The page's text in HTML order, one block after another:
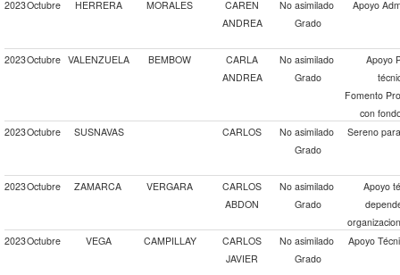
2023Octubre HERRERA MORALES
CAREN
ANDREA
No asimilado
Grado
Apoyo
2023Octubre VALENZUELA BEMBOW
CARLA
ANDREA
No asimilado
Grado
Apoyo
Fomento
con
2023Octubre SUSNAVAS CARLOS
No asimilado
Grado
Sereno
2023Octubre ZAMARCA VERGARA
CARLOS
ABDON
No asimilado
Grado
Apoyo
2023Octubre VEGA CAMPILLAY
CARLOS
JAVIER
No asimilado
Grado
Apoyo